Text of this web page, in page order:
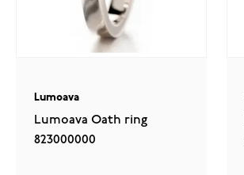
Lumoava
Lumoava Oath ring
823000000